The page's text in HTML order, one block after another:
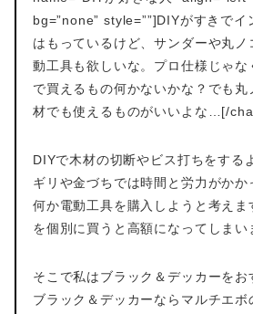
bg=”none” style=””]DIYがすきでイ
はもっているけど、サンダーや丸
動工具も欲しいな。プロ仕様じゃな
で買えるもの何かないかな？でも丸
材でも使えるものがいいよな…[/
DIYで木材の切断やビス打ちをする
ギリや金づちでは時間と労力がかか
何か電動工具を購入しようと考えま
を個別に買うと高額になってしまい
そこで私はブラック＆デッカーをお
ブラック＆デッカーならマルチエ